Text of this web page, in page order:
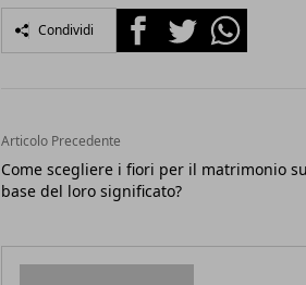
Condividi FacebookTwitterWhatsapp
Articolo Precedente
Come scegliere i fiori per il matrimonio
base del loro significato?